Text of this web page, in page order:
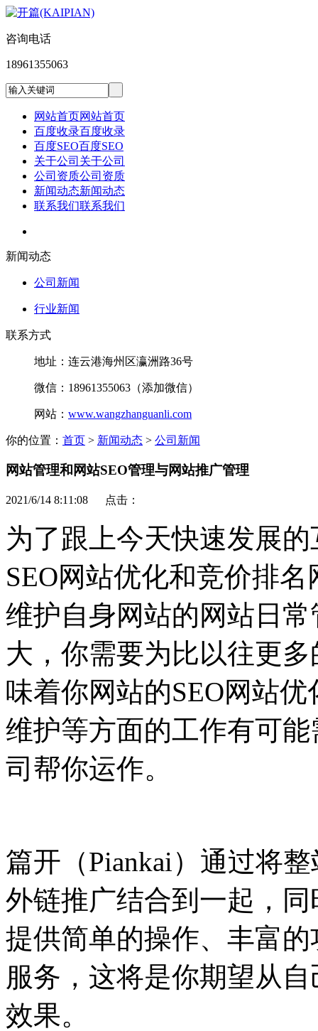
咨询电话
18961355063
网站首页网站首页
百度收录百度收录
百度SEO百度SEO
关于公司 关于公司
公司资质公司资质
新闻动态新闻动态
联系我们联系我们
新闻动态
公司新闻
行业新闻
联系方式
地址：连云港海州区瀛洲路36号
微信：18961355063（添加微信）
网站： www.wangzhanguanli.com
你的位置： 首页 > 新闻动态 > 公司新闻
网站管理和网站SEO管理与网站推广管理
2021/6/14 8:11:08 点击：
为了跟上今天快速发展
SEO网站优化和竞价排
维护自身网站的网站日
大，你需要为比以往更
味着你网站的SEO网站
维护等方面的工作有可
司帮你运作。
篇开（Piankai）通过将整
外链推广结合到一起，
提供简单的操作、丰富
服务，这将是你期望从
效果。